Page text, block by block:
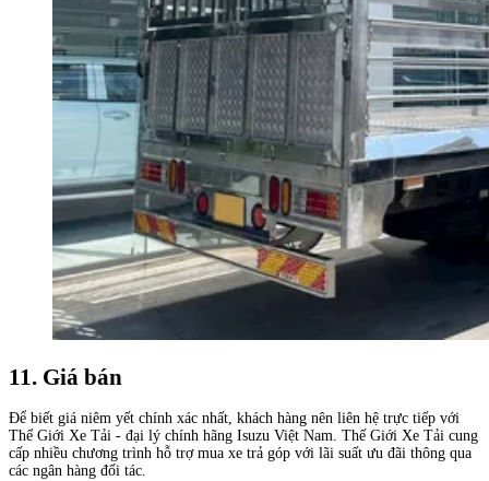
11. Giá bán
Để biết giá niêm yết chính xác nhất, khách hàng nên liên hệ trực tiếp với
Thế Giới Xe Tải - đại lý chính hãng Isuzu Việt Nam. Thế Giới Xe Tải cung
cấp nhiều chương trình hỗ trợ mua xe trả góp với lãi suất ưu đãi thông qua
các ngân hàng đối tác.